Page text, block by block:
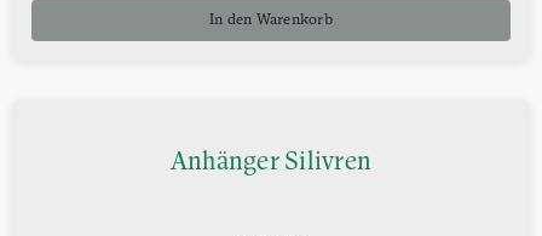
In den Warenkorb
Anhänger Silivren